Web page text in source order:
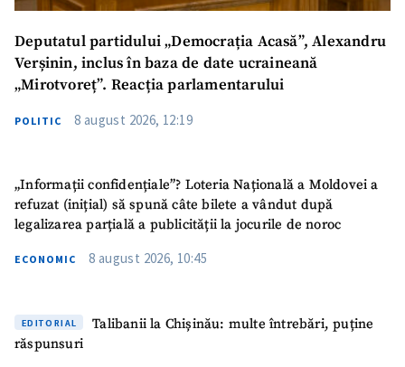
Deputatul partidului „Democrația Acasă”, Alexandru
Verșinin, inclus în baza de date ucraineană
„Mirotvoreț”. Reacția parlamentarului
POLITIC 8 august 2026, 12:19
„Informații confidențiale”? Loteria Națională a Moldovei a
refuzat (inițial) să spună câte bilete a vândut după
legalizarea parțială a publicității la jocurile de noroc
ECONOMIC 8 august 2026, 10:45
EDITORIAL
Talibanii la Chișinău: multe întrebări, puține
răspunsuri